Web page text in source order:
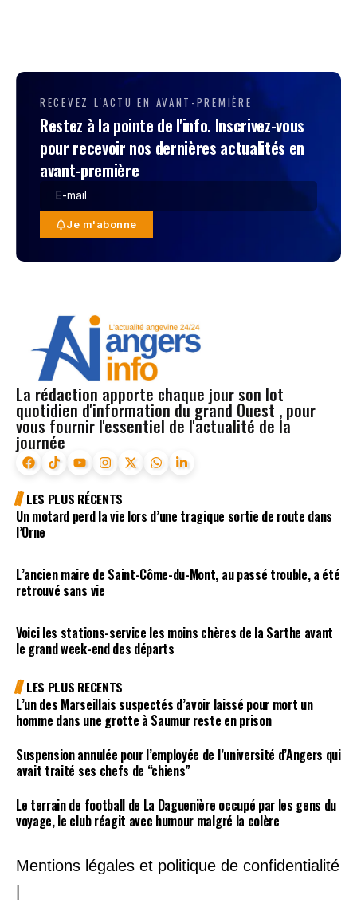
RECEVEZ L'ACTU EN AVANT-PREMIÈRE
Restez à la pointe de l'info. Inscrivez-vous
pour recevoir nos dernières actualités en
avant-première
Je m'abonne
La rédaction apporte chaque jour son lot
quotidien d'information du grand Ouest , pour
vous fournir l'essentiel de l'actualité de la
journée
LES PLUS RÉCENTS
Un motard perd la vie lors d’une tragique sortie de route dans
l’Orne
L’ancien maire de Saint-Côme-du-Mont, au passé trouble, a été
retrouvé sans vie
Voici les stations-service les moins chères de la Sarthe avant
le grand week-end des départs
LES PLUS RECENTS
L’un des Marseillais suspectés d’avoir laissé pour mort un
homme dans une grotte à Saumur reste en prison
Suspension annulée pour l’employée de l’université d’Angers qui
avait traité ses chefs de “chiens”
Le terrain de football de La Daguenière occupé par les gens du
voyage, le club réagit avec humour malgré la colère
Mentions légales et politique de confidentialité
|